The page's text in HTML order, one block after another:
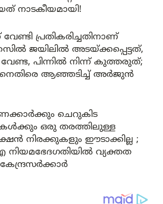
നാടകീയമായി!
വേണ്ടി പ്രതികരിച്ചതിനാണ്
ജയിലിൽ അടയ്ക്കപ്പെട്ടത്,
പിന്നിൽ നിന്ന് കുത്തരുത്;
ആഞ്ഞടിച്ച് അർജുൻ
ചെറുകിട
ഒരു തരത്തിലുള്ള
നിരക്കുകളും ഈടാക്കില്ല ;
വ്യക്തത